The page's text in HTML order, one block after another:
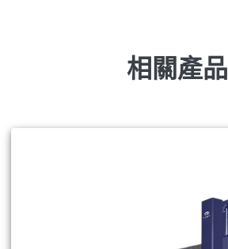
相關產品